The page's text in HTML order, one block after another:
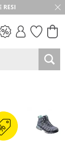
RESI